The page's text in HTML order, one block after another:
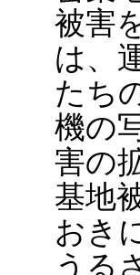
被害
は、
たち
機の
害の
基地
おき
うる